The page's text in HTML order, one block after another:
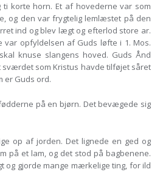
korte horn. Et af hovederne var som
og den var frygtelig lemlæstet på den
ind og blev lægt og efterlod store ar.
var opfyldelsen af Guds løfte i 1. Mos.
knuse slangens hoved. Guds Ånd
som Kristus havde tilføjet såret
er Guds ord.
på en bjørn. Det bevægede sig
op af jorden. Det lignede en ged og
på et lam, og det stod på bagbenene.
og gjorde mange mærkelige ting, for ild